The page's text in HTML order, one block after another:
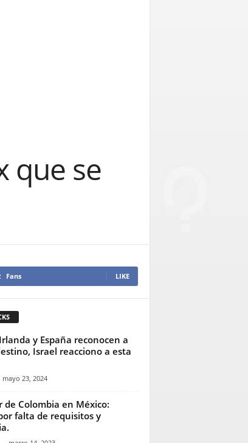
que se
Fans LIKE
y España reconocen a
Israel reacciono a esta
mayo 23, 2024
de Colombia en México:
falta de requisitos y